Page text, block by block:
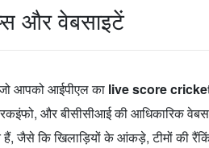
और वेबसाइटें
आपको आईपीएल का live score
और बीसीसीआई की आधिकारिक
हैं, जैसे कि खिलाड़ियों के आंकड़े, टीमों की